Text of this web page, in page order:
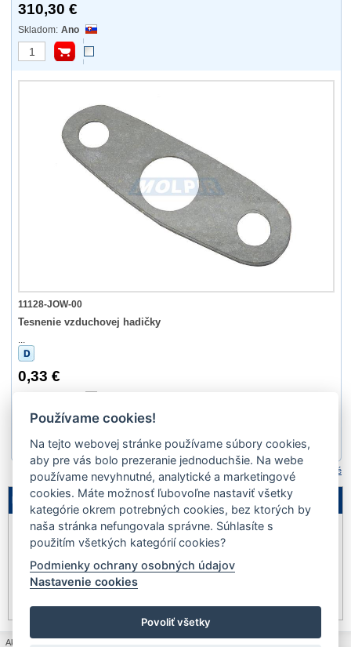
310,30 €
Ano
11128-JOW-00
Tesnenie vzduchovej hadičky
...
0,33 €
2 3 4 5 6 7 8 9 10 ...
Porovnať označené
Legenda
Akcia Výpredaj
Novinka Dopredaj
Ako nakupovať
Používame cookies!
Na tejto webovej stránke používame súbory cookies,
aby pre vás bolo prezeranie jednoduchšie. Na webe
používame nevyhnutné, analytické a marketingové
cookies. Máte možnosť ľubovoľne nastaviť všetky
kategórie okrem potrebných cookies, bez ktorých by
naša stránka nefungovala správne. Súhlasíte s
použitím všetkých kategórií cookies?
Podmienky ochrany osobných údajov
Nastavenie cookies
Povoliť všetky